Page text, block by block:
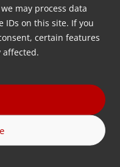
may process data
IDs on this site. If you
certain features
affected.
với bộ điều khiển
Bộ điều khiển màn
thể điều khiển hiệu